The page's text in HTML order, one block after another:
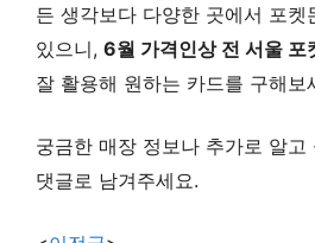
든 생각보다 다양한 곳에서 포켓
있으니, 6월 가격인상 전 서울 포
잘 활용해 원하는 카드를 구해보
궁금한 매장 정보나 추가로 알고
댓글로 남겨주세요.